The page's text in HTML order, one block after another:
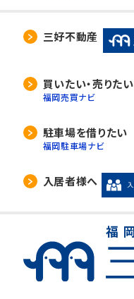
三好不動産
買いたい・売りたい
福岡売買ナビ
駐車場を借りたい
福岡駐車場ナビ
入居者様へ